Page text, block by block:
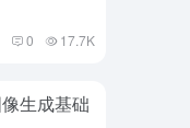
0 17.7K
生成基础